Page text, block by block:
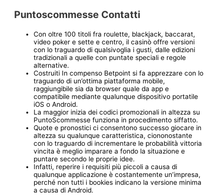
Puntoscommesse Contatti
Con oltre 100 titoli fra roulette, blackjack, baccarat,
video poker e sette e centro, il casinò offre versioni
con lo traguardo di qualsivoglia i gusti, dalle edizioni
tradizionali a quelle con puntate speciali e regole
alternative.
Costruiti In compenso Betpoint si fa apprezzare con lo
traguardo di un’ottima piattaforma mobile,
raggiungibile sia da browser quale da app e
compatibile mediante qualunque dispositivo portatile
iOS o Android.
La maggior inizia dei codici promozionali in altezza su
PuntoScommesse funziona in procedimento siffatto.
Quote e pronostici ci consentono successo giocare in
altezza su qualunque caratteristica, ciononostante
con lo traguardo di incrementare le probabilità vittoria
vincita è meglio imparare a fondo la situazione e
puntare secondo le proprie idee.
Infatti, reperire i requisiti più piccoli a causa di
qualunque applicazione è costantemente un’impresa,
perché non tutti i bookies indicano la versione minima
a causa di Android.